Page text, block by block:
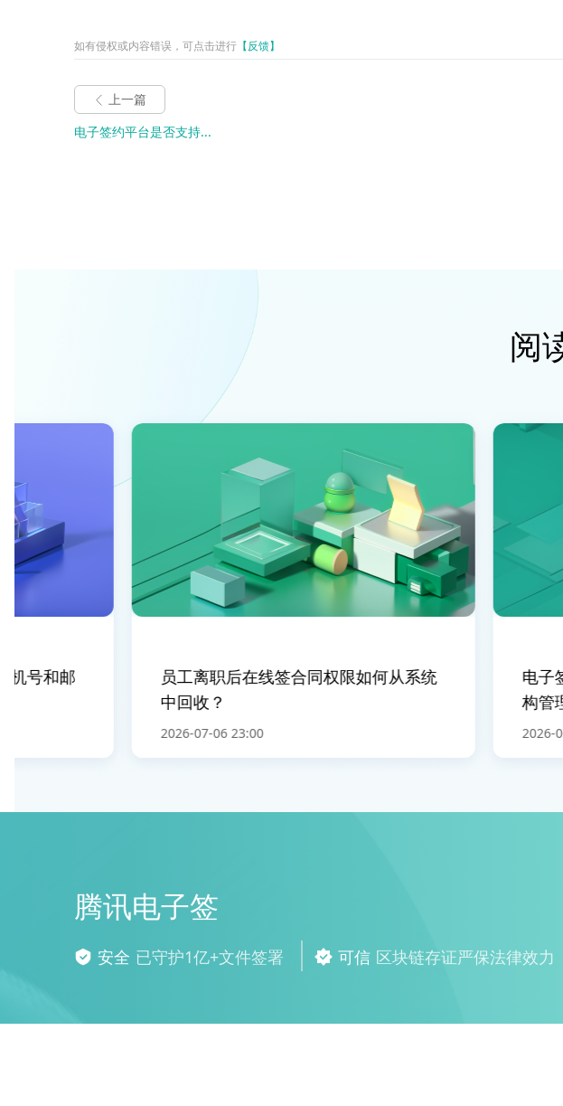
如有侵权或内容错误，可点击进行 【反馈】
上一篇
电子签约平台是否支持...
阅
号和邮
员工离职后在线签合同权限如何从系统
中回收？
2026-07-06 23:00
电子
构管理
2026-
腾讯电子签
安全 已守护1亿+文件签署 可信 区块链存证严保法律效力